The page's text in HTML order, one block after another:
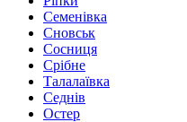
Семенівка
Сновськ
Сосниця
Срібне
Талалаївка
Седнів
Остер